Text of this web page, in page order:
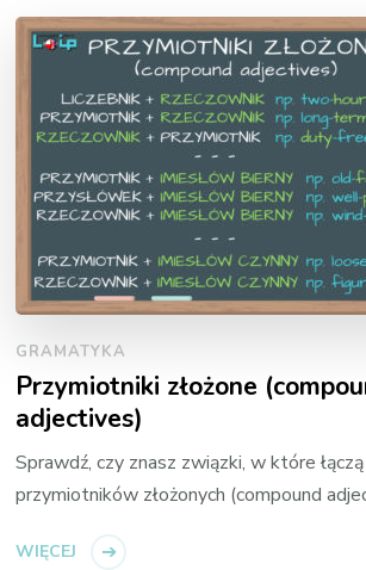
GRAMATYKA
Przymiotniki złożone
adjectives)
Sprawdź, czy znasz związki, w które
przymiotników złożonych (compound
WIĘCEJ